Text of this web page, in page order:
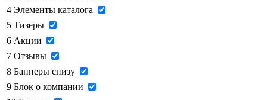
4 Элементы каталога
5 Тизеры
6 Акции
7 Отзывы
8 Баннеры снизу
9 Блок о компании